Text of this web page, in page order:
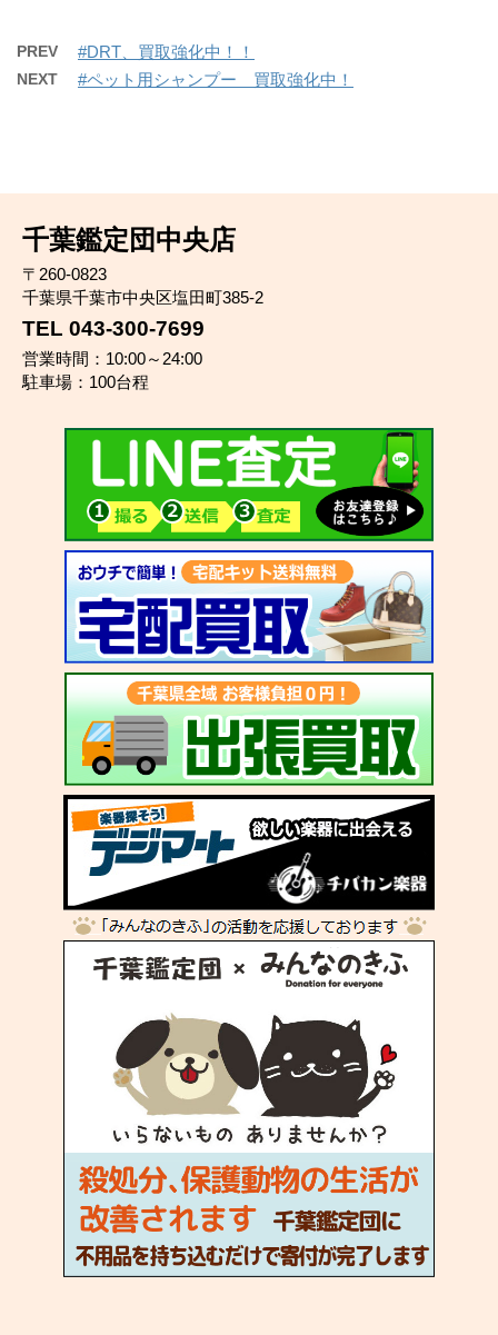
PREV #DRT、買取強化中！！
NEXT #ペット用シャンプー 買取強化中！
千葉鑑定団中央店
〒260-0823
千葉県千葉市中央区塩田町385-2
TEL 043-300-7699
営業時間：10:00～24:00
駐車場：100台程